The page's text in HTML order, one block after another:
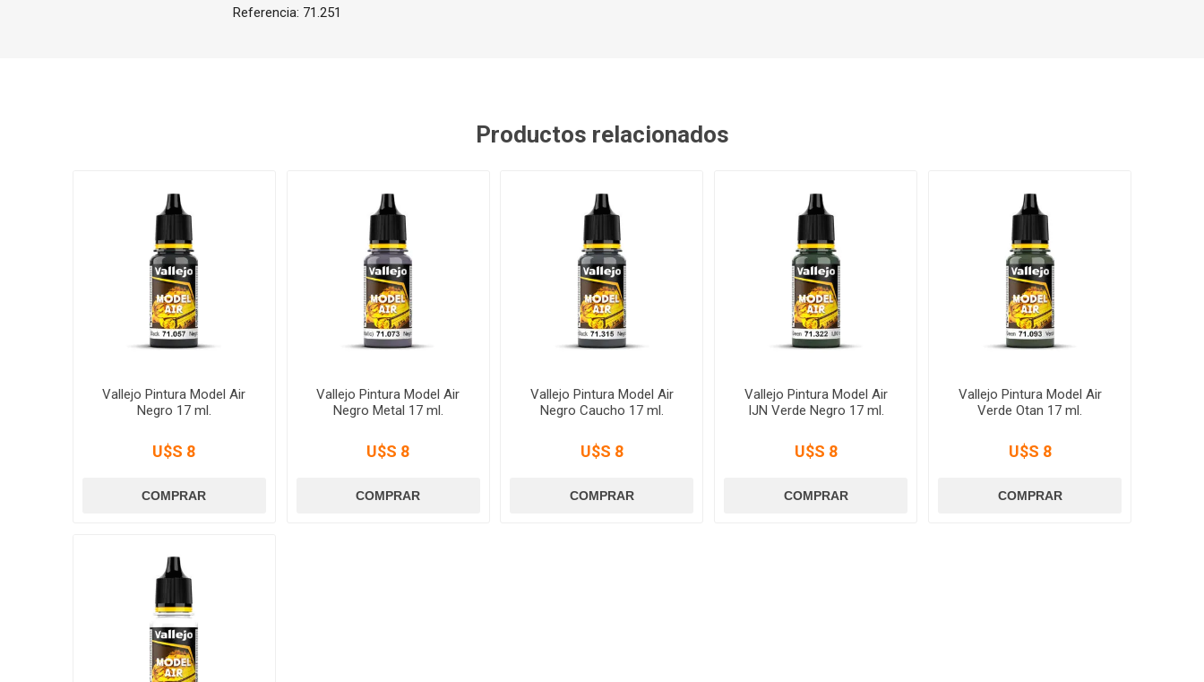
Referencia: 71.251
Productos relacionados
Vallejo Pintura Model Air
Negro 17 ml.
U$S 8
Vallejo Pintura Model Air
Negro Metal 17 ml.
U$S 8
Vallejo Pintura Model Air
Negro Caucho 17 ml.
U$S 8
Vallejo Pintura Model Air
IJN Verde Negro 17 ml.
U$S 8
Vallejo Pintura Model Air
Verde Otan 17 ml.
U$S 8